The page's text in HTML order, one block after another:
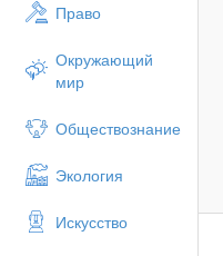
Право
Окружающий
мир
Обществознание
Экология
Искусство